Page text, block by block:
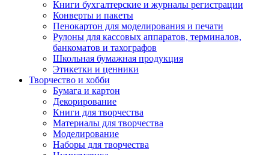
Книги бухгалтерские и журналы регистрации
Конверты и пакеты
Пенокартон для моделирования и печати
Рулоны для кассовых аппаратов, терминалов,
банкоматов и тахографов
Школьная бумажная продукция
Этикетки и ценники
Творчество и хобби
Бумага и картон
Декорирование
Книги для творчества
Материалы для творчества
Моделирование
Наборы для творчества